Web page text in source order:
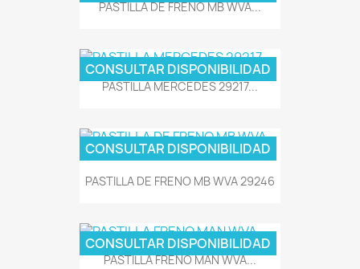
PASTILLA DE FRENO MB WVA...
PASTILLA MERCEDES 29217...
CONSULTAR DISPONIBILIDAD
PASTILLA DE FRENO MB WVA 29246
CONSULTAR DISPONIBILIDAD
PASTILLA FRENO MAN WVA...
CONSULTAR DISPONIBILIDAD